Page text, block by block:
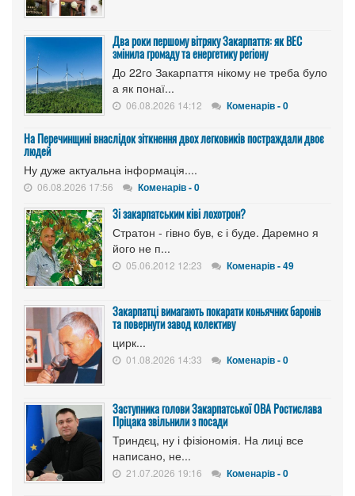
Два роки першому вітряку Закарпаття: як ВЕС
змінила громаду та енергетику регіону
До 22го Закарпаття нікому не треба було
а як понаї...
06.08.2026 14:12 Коменарів - 0
На Перечинщині внаслідок зіткнення двох легковиків постраждали двоє
людей
Ну дуже актуальна інформація....
06.08.2026 17:56 Коменарів - 0
Зі закарпатським ківі лохотрон?
Стратон - гівно був, є і буде. Даремно я
його не п...
05.06.2012 12:23 Коменарів - 49
Закарпатці вимагають покарати коньячних баронів
та повернути завод колективу
цирк...
01.08.2026 14:33 Коменарів - 0
Заступника голови Закарпатської ОВА Ростислава
Пріцака звільнили з посади
Триндєц, ну і фізіономія. На лиці все
написано, не...
21.07.2026 19:16 Коменарів - 0